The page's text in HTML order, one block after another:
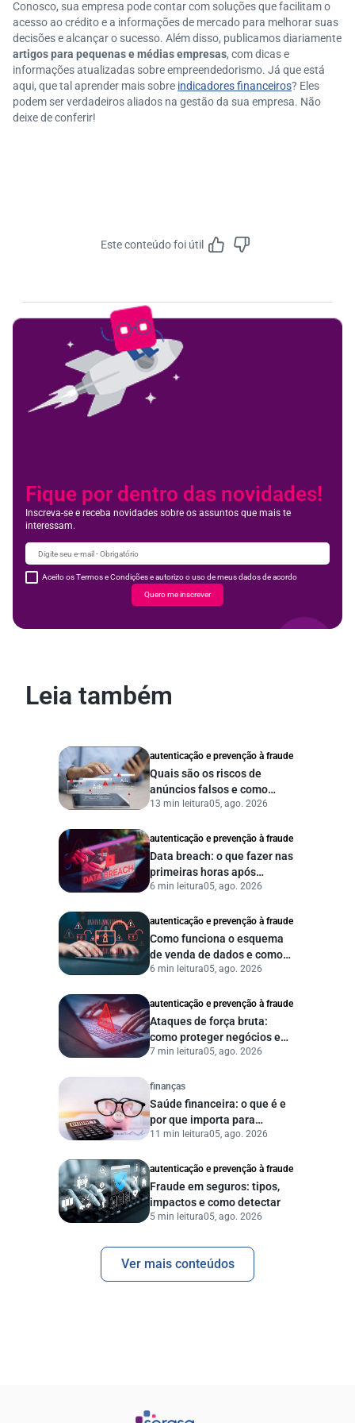
Conosco, sua empresa pode contar com soluções que facilitam o
acesso ao crédito e a informações de mercado para melhorar suas
decisões e alcançar o sucesso. Além disso, publicamos diariamente
artigos para pequenas e médias empresas, com dicas e
informações atualizadas sobre empreendedorismo. Já que está
aqui, que tal aprender mais sobre indicadores financeiros? Eles
podem ser verdadeiros aliados na gestão da sua empresa. Não
deixe de conferir!
Este conteúdo foi útil
Fique por dentro das novidades!
Inscreva-se e receba novidades sobre os assuntos que mais te
interessam.
Aceito os Termos e Condições e autorizo o uso de meus dados de acordo
Quero me inscrever
Leia também
autenticação e prevenção à fraude
Quais são os riscos de
anúncios falsos e como
proteger seu negócio?
13 min leitura05, ago. 2026
autenticação e prevenção à fraude
Data breach: o que fazer nas
primeiras horas após
vazamento de dados?
6 min leitura05, ago. 2026
autenticação e prevenção à fraude
Como funciona o esquema
de venda de dados e como
proteger sua empresa?
6 min leitura05, ago. 2026
autenticação e prevenção à fraude
Ataques de força bruta:
como proteger negócios e
dados digitais
7 min leitura05, ago. 2026
finanças
Saúde financeira: o que é e
por que importa para
pessoas e empresas?
11 min leitura05, ago. 2026
autenticação e prevenção à fraude
Fraude em seguros: tipos,
impactos e como detectar
5 min leitura05, ago. 2026
Ver mais conteúdos